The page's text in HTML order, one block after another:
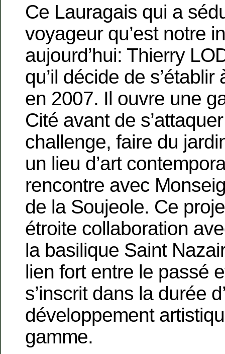
Ce Lauragais qui a
voyageur qu’est notre
aujourd’hui: Thierry
qu’il décide de
en 2007. Il ouvre une
Cité avant de
challenge, faire du
un lieu d’art
rencontre avec
de la Soujeole. Ce
étroite collaboration
la basilique Saint
lien fort entre le passé
s’inscrit dans la durée
développement
gamme.